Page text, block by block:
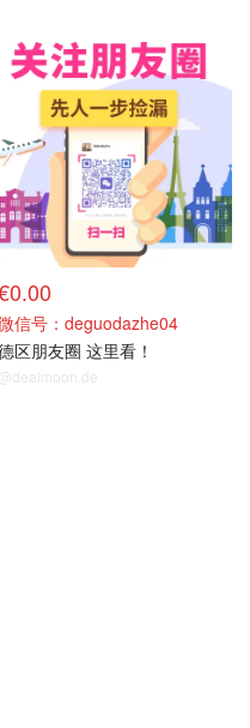
信号：deguodazhe04
区朋友圈 这里看！
@dealmoon.de